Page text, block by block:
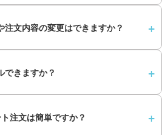
注文内容の変更はできますか？
できますか？
注文は簡単ですか？